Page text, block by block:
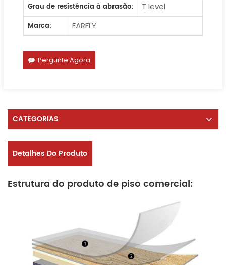
Grau de resistência à abrasão:
T level
Marca:
FARFLY
Pergunte Agora
CATEGORIAS
Detalhes Do Produto
Estrutura do produto de piso comercial: